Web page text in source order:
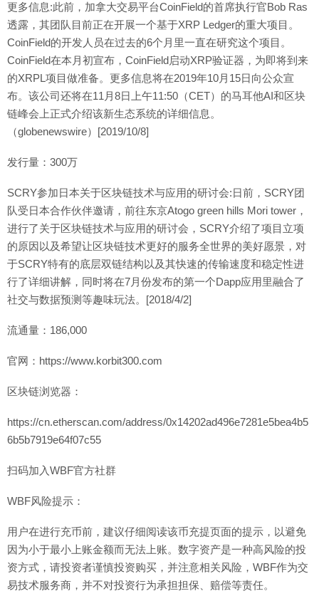
更多信息:此前，加拿大交易平台CoinField的首席执行官Bob Ras
透露，其团队目前正在开展一个基于XRP Ledger的重大项目。
CoinField的开发人员在过去的6个月里一直在研究这个项目。
CoinField在本月初宣布，CoinField启动XRP验证器，为即将到来
的XRPL项目做准备。更多信息将在2019年10月15日向公众宣
布。该公司还将在11月8日上午11:50（CET）的马耳他AI和区块
链峰会上正式介绍该新生态系统的详细信息。
（globenewswire）[2019/10/8]
发行量：300万
SCRY参加日本关于区块链技术与应用的研讨会:日前，SCRY团
队受日本合作伙伴邀请，前往东京Atogo green hills Mori tower，
进行了关于区块链技术与应用的研讨会，SCRY介绍了项目立项
的原因以及希望让区块链技术更好的服务全世界的美好愿景，对
于SCRY特有的底层双链结构以及其快速的传输速度和稳定性进
行了详细讲解，同时将在7月份发布的第一个Dapp应用里融合了
社交与数据预测等趣味玩法。[2018/4/2]
流通量：186,000
官网：https://www.korbit300.com
区块链浏览器：
https://cn.etherscan.com/address/0x14202ad496e7281e5bea4b5
6b5b7919e64f07c55
扫码加入WBF官方社群
WBF风险提示：
用户在进行充币前，建议仔细阅读该币充提页面的提示，以避免
因为小于最小上账金额而无法上账。数字资产是一种高风险的投
资方式，请投资者谨慎投资购买，并注意相关风险，WBF作为交
易技术服务商，并不对投资行为承担担保、赔偿等责任。